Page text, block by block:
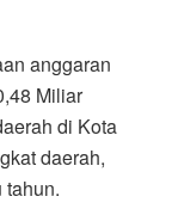
anggaran
Miliar
di Kota
daerah,
tahun.